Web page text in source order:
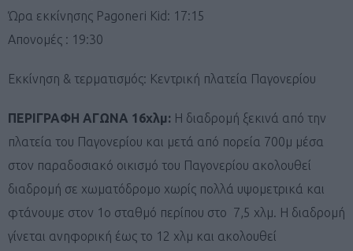
Ώρα εκκίνησης Pagoneri Kid: 17:15
Απονομές : 19:30
Εκκίνηση & τερματισμός: Κεντρική πλατεία Παγονερίου
ΠΕΡΙΓΡΑΦΗ ΑΓΩΝΑ 16χλμ: Η διαδρομή ξεκινά από την
πλατεία του Παγονερίου και μετά από πορεία 700μ μέσα
στον παραδοσιακό οικισμό του Παγονερίου ακολουθεί
διαδρομή σε χωματόδρομο χωρίς πολλά υψομετρικά και
φτάνουμε στον 1ο σταθμό περίπου στο 7,5 χλμ. Η διαδρομή
γίνεται ανηφορική έως το 12 χλμ και ακολουθεί